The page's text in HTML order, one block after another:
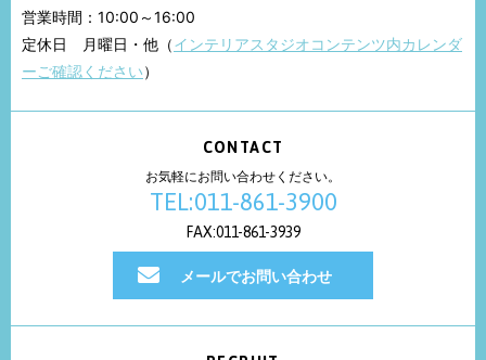
営業時間：10:00～16:00
定休日 月曜日・他（インテリアスタジオコンテンツ内カレンダ
ーご確認ください）
CONTACT
お気軽にお問い合わせください。
TEL:011-861-3900
FAX:011-861-3939
メールでお問い合わせ